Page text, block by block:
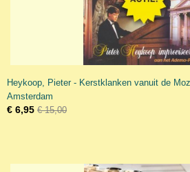
Heykoop, Pieter - Kerstklanken vanuit de
Amsterdam
€ 6,95 € 15,00